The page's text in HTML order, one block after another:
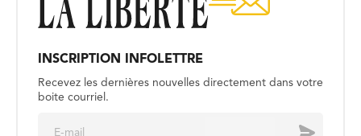
INSCRIPTION INFOLETTRE
Recevez les dernières nouvelles directement dans votre
boite courriel.
Envoyer